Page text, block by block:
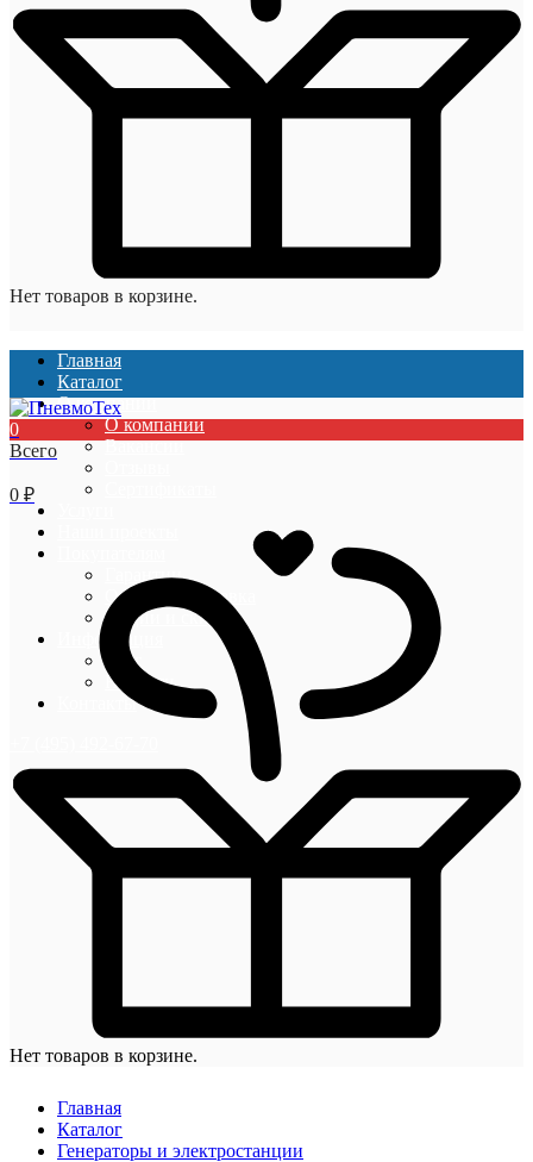
Нет товаров в корзине.
Главная
Каталог
О компании
О компании
Вакансии
Гарантии
Оплата и доставка
Акции и скидки
Информация
Блог
Новости
Контакты
0
Всего
0 ₽
Нет товаров в корзине.
Главная
Каталог
Генераторы и электростанции